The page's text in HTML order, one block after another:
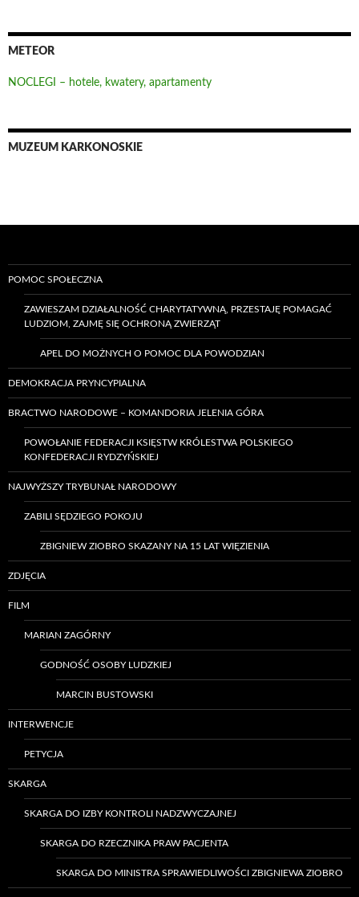
METEOR
NOCLEGI – hotele, kwatery, apartamenty
MUZEUM KARKONOSKIE
POMOC SPOŁECZNA
ZAWIESZAM DZIAŁALNOŚĆ CHARYTATYWNĄ, PRZESTAJĘ POMAGAĆ
LUDZIOM, ZAJMĘ SIĘ OCHRONĄ ZWIERZĄT
APEL DO MOŻNYCH O POMOC DLA POWODZIAN
DEMOKRACJA PRYNCYPIALNA
BRACTWO NARODOWE – KOMANDORIA JELENIA GÓRA
POWOŁANIE FEDERACJI KSIĘSTW KRÓLESTWA POLSKIEGO
KONFEDERACJI RYDZYŃSKIEJ
NAJWYŻSZY TRYBUNAŁ NARODOWY
ZABILI SĘDZIEGO POKOJU
ZBIGNIEW ZIOBRO SKAZANY NA 15 LAT WIĘZIENIA
ZDJĘCIA
FILM
MARIAN ZAGÓRNY
GODNOŚĆ OSOBY LUDZKIEJ
MARCIN BUSTOWSKI
INTERWENCJE
PETYCJA
SKARGA
SKARGA DO IZBY KONTROLI NADZWYCZAJNEJ
SKARGA DO RZECZNIKA PRAW PACJENTA
SKARGA DO MINISTRA SPRAWIEDLIWOŚCI ZBIGNIEWA ZIOBRO